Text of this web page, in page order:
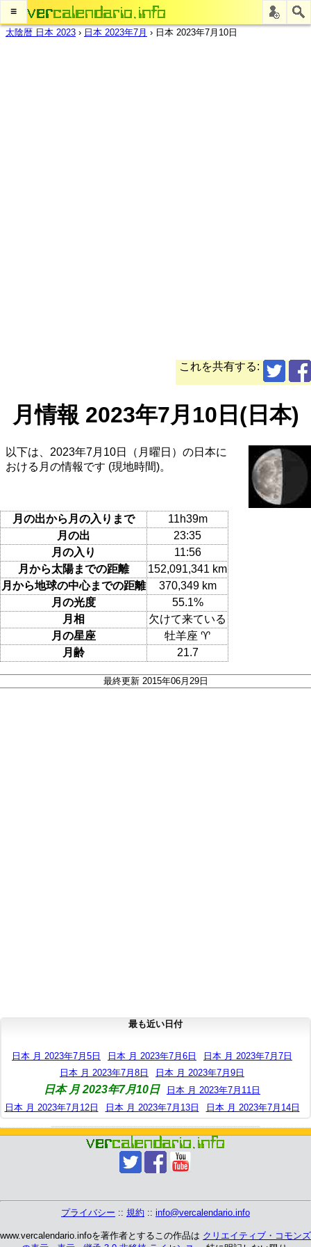
≡
太陰暦 日本 2023 › 日本 2023年7月 › 日本 2023年7月10日
これを共有する:
月情報 2023年7月10日(日本)
以下は、2023年7月10日（月曜日）の日本に
おける月の情報です (現地時間)。
月の出から月の入りまで
11h39m
月の出
23:35
月の入り
11:56
月から太陽までの距離
152,091,341 km
月から地球の中心までの距離
370,349 km
月の光度
55.1%
月相
欠けて来ている
月の星座
牡羊座 ♈
月齢
21.7
最終更新 2015年06月29日
最も近い日付
日本 月 2023年7月5日 日本 月 2023年7月6日
日本 月 2023年7月7日
日本 月 2023年7月8日
日本 月 2023年7月9日
日本 月 2023年7月10日
日本 月 2023年7月11日
日本 月 2023年7月12日
日本 月 2023年7月13日 日本 月 2023年7月14日
プライバシー :: 規約 :: info@vercalendario.info
www.vercalendario.infoを著作者とするこの作品は クリエイティブ・コモンズ